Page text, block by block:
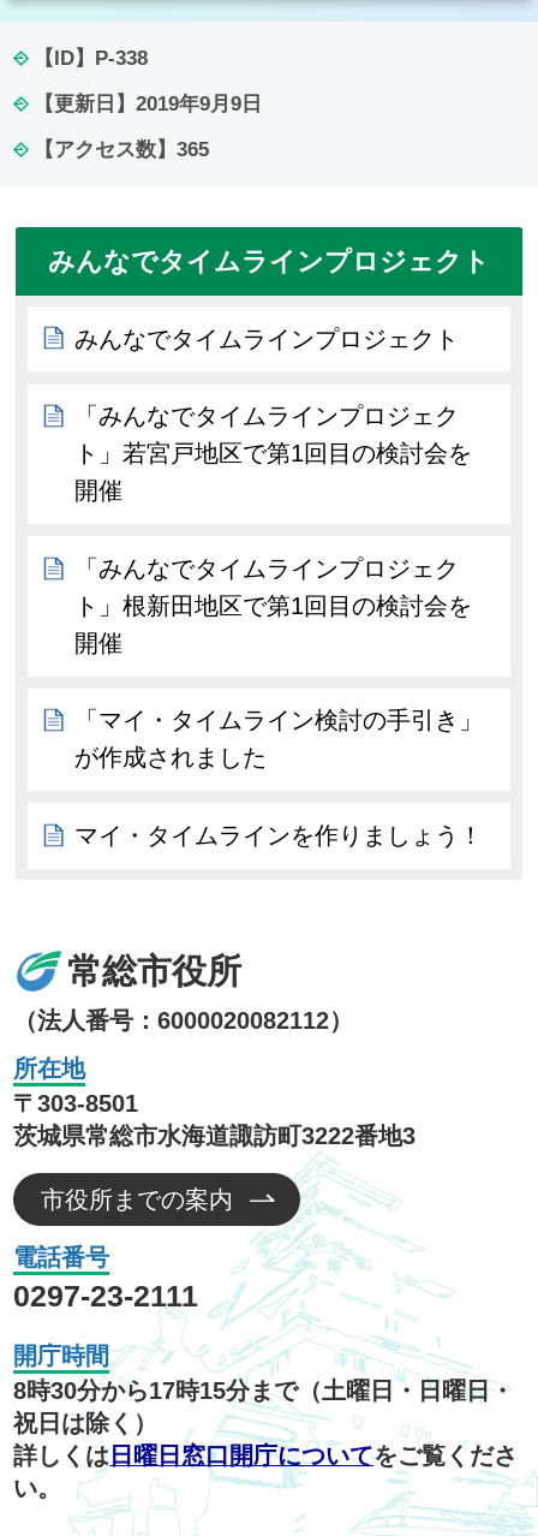
【ID】 P-338
【更新日】 2019年9月9日
【アクセス数】 365
みんなでタイムラインプロジェクト
みんなでタイムラインプロジェクト
「みんなでタイムラインプロジェク
ト」若宮戸地区で第1回目の検討会を
開催
「みんなでタイムラインプロジェク
ト」根新田地区で第1回目の検討会を
開催
「マイ・タイムライン検討の手引き」
が作成されました
マイ・タイムラインを作りましょう！
常総市役所
（法人番号：6000020082112）
所在地
〒303-8501
茨城県常総市水海道諏訪町3222番地3
市役所までの案内
電話番号
0297-23-2111
開庁時間
8時30分から17時15分まで（土曜日・日曜日・
祝日は除く）
詳しくは 日曜日窓口開庁についてをご覧くださ
い。